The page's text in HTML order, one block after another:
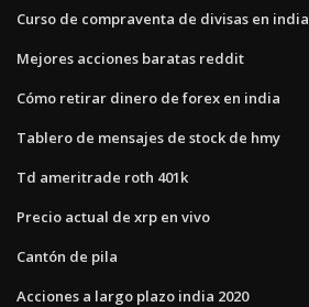
Curso de compraventa de divisas en india
Mejores acciones baratas reddit
Cómo retirar dinero de forex en india
Tablero de mensajes de stock de hmy
Td ameritrade roth 401k
Precio actual de xrp en vivo
Cantón de pila
Acciones a largo plazo india 2020